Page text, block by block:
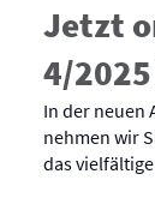
Jetzt
4/
In der neuen
nehmen wir
das